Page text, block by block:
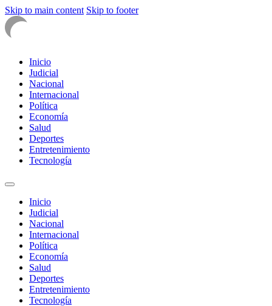
Skip to main content Skip to footer
Inicio
Judicial
Nacional
Internacional
Política
Economía
Salud
Deportes
Entretenimiento
Tecnología
Inicio
Judicial
Nacional
Internacional
Política
Economía
Salud
Deportes
Entretenimiento
Tecnología